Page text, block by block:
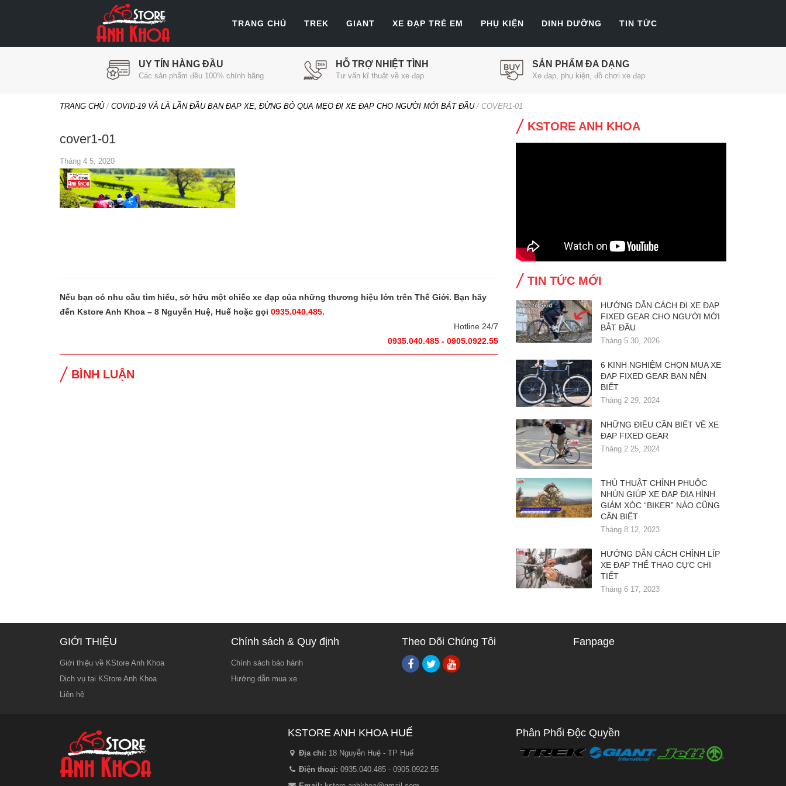
TRANG CHỦ TREK GIANT XE ĐẠP TRẺ EM PHỤ KIỆN DINH DƯỠNG TIN TỨC
UY TÍN HÀNG ĐẦU
Các sản phẩm đều 100% chính hãng
HỖ TRỢ NHIỆT TÌNH
Tư vấn kĩ thuật về xe đạp
SẢN PHẨM ĐA DẠNG
Xe đạp, phụ kiện, đồ chơi xe đạp
TRANG CHỦ/ COVID-19 VÀ LÀ LẦN ĐẦU BẠN ĐẠP XE, ĐỪNG BỎ QUA MẸO ĐI XE ĐẠP CHO NGƯỜI MỚI BẮT ĐẦU/ COVER1-01
cover1-01
Tháng 4 5, 2020
Nếu bạn có nhu cầu tìm hiểu, sở hữu một chiếc xe đạp của những thương hiệu lớn trên Thế Giới. Bạn hãy
đến Kstore Anh Khoa – 8 Nguyễn Huệ, Huế hoặc gọi 0935.040.485.
Hotline 24/7
0935.040.485 - 0905.0922.55
BÌNH LUẬN
KSTORE ANH KHOA
TIN TỨC MỚI
HƯỚNG DẪN CÁCH ĐI XE ĐẠP
FIXED GEAR CHO NGƯỜI MỚI
BẮT ĐẦU
Tháng 5 30, 2026
6 KINH NGHIỆM CHỌN MUA XE
ĐẠP FIXED GEAR BẠN NÊN
BIẾT
Tháng 2 29, 2024
NHỮNG ĐIỀU CẦN BIẾT VỀ XE
ĐẠP FIXED GEAR
Tháng 2 25, 2024
THỦ THUẬT CHỈNH PHUỘC
NHÚN GIÚP XE ĐẠP ĐỊA HÌNH
GIẢM XÓC “BIKER” NÀO CŨNG
CẦN BIẾT
Tháng 8 12, 2023
HƯỚNG DẪN CÁCH CHỈNH LÍP
XE ĐẠP THỂ THAO CỰC CHI
TIẾT
Tháng 6 17, 2023
GIỚI THIỆU
Giới thiệu về KStore Anh Khoa
Dịch vụ tại KStore Anh Khoa
Liên hệ
Chính sách & Quy định
Chính sách bảo hành
Hướng dẫn mua xe
Theo Dõi Chúng Tôi Fanpage
KSTORE ANH KHOA HUẾ
Địa chỉ: 18 Nguyễn Huệ - TP Huế
Điện thoại: 0935.040.485 - 0905.0922.55
Phân Phối Độc Quyền